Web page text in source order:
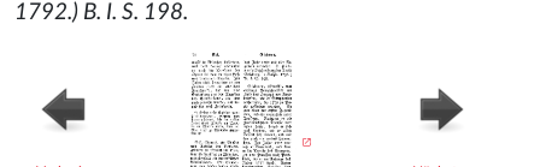
1792.) B. I. S. 198.